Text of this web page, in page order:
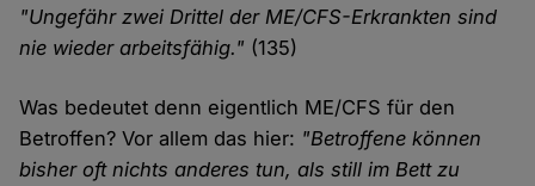
"Ungefähr zwei Drittel der ME/CFS-Erkrankten sind
nie wieder arbeitsfähig." (135)
Was bedeutet denn eigentlich ME/CFS für den
Betroffen? Vor allem das hier: "Betroffene können
bisher oft nichts anderes tun, als still im Bett zu